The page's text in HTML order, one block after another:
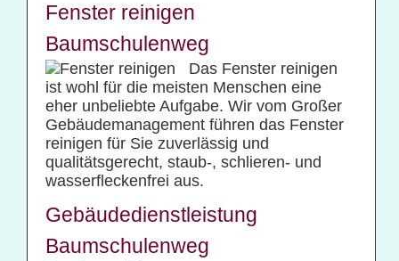
Fenster reinigen
Baumschulenweg
Das Fenster reinigen
ist wohl für die meisten Menschen eine
eher unbeliebte Aufgabe. Wir vom Großer
Gebäudemanagement führen das Fenster
reinigen für Sie zuverlässig und
qualitätsgerecht, staub-, schlieren- und
wasserfleckenfrei aus.
Gebäudedienstleistung
Baumschulenweg